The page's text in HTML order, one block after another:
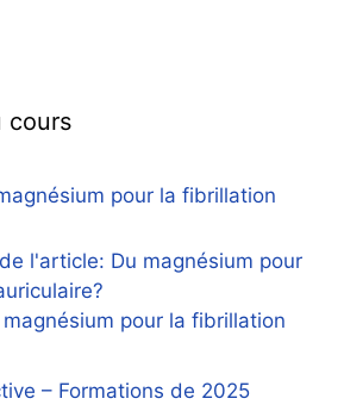
cours
pour la fibrillation
l'article: Du magnésium pour
pour la fibrillation
– Formations de 2025